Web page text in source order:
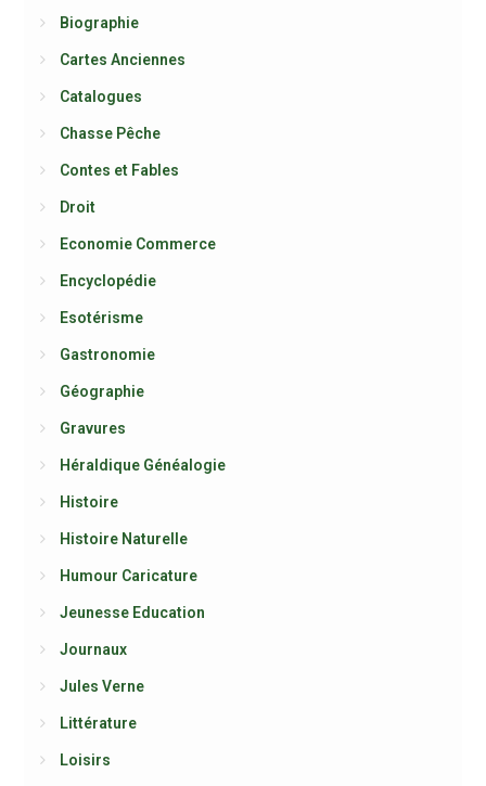
Biographie
Cartes Anciennes
Catalogues
Chasse Pêche
Contes et Fables
Droit
Economie Commerce
Encyclopédie
Esotérisme
Gastronomie
Géographie
Gravures
Héraldique Généalogie
Histoire
Histoire Naturelle
Humour Caricature
Jeunesse Education
Journaux
Jules Verne
Littérature
Loisirs